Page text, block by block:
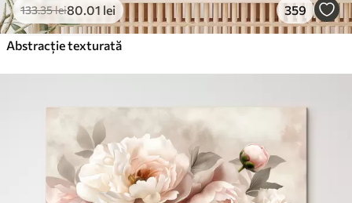
133.35lei80.01 lei 359
Abstracție texturată